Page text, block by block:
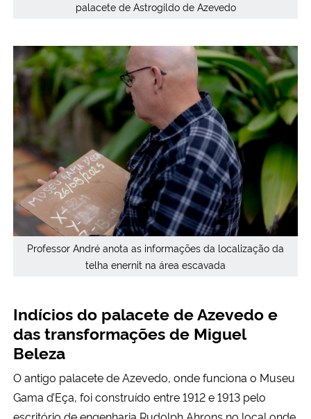
palacete de Astrogildo de Azevedo
Professor André anota as informações da localização da
telha enernit na área escavada
Indícios do palacete de Azevedo e
das transformações de Miguel
Beleza
O antigo palacete de Azevedo, onde funciona o Museu
Gama d’Eça, foi construído entre 1912 e 1913 pelo
escritório de engenharia Rudolph Ahrons no local onde